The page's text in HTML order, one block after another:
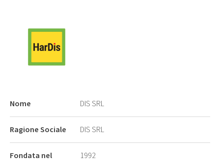
Nome DIS SRL
Ragione Sociale DIS SRL
Fondata nel 1992